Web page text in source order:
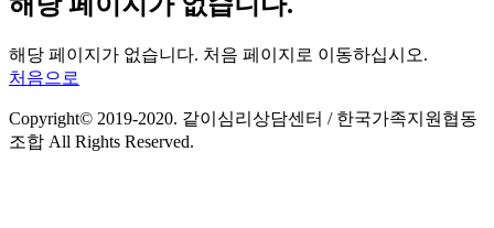
해당 페이지가 없습니다. 처음 페이지로 이동하십시오.
처음으로
Copyright© 2019-2020. 같이심리상담센터 / 한국가족지원협동
조합 All Rights Reserved.